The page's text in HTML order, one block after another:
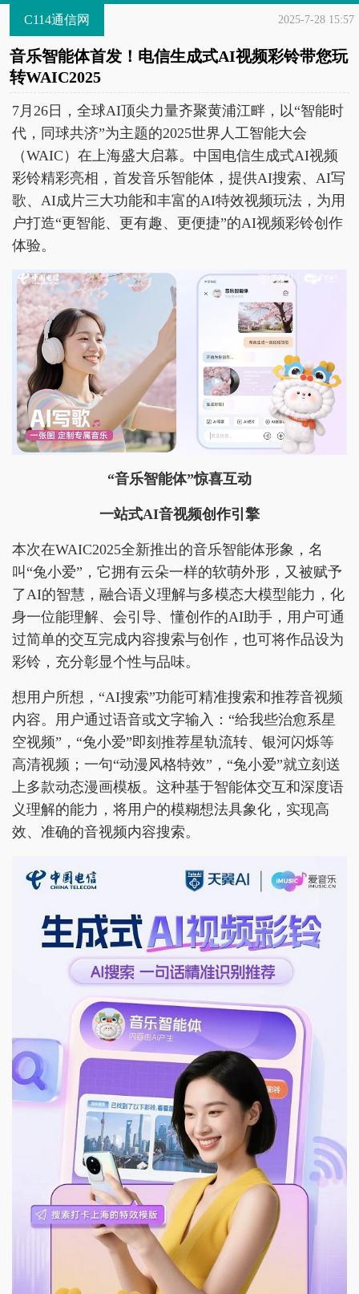
C114通信网 2025-7-28 15:57
音乐智能体首发！电信生成式AI视频彩铃带您玩
转WAIC2025
7月26日，全球AI顶尖力量齐聚黄浦江畔，以“智能时
代，同球共济”为主题的2025世界人工智能大会
（WAIC）在上海盛大启幕。中国电信生成式AI视频
彩铃精彩亮相，首发音乐智能体，提供AI搜索、AI写
歌、AI成片三大功能和丰富的AI特效视频玩法，为用
户打造“更智能、更有趣、更便捷”的AI视频彩铃创作
体验。
“音乐智能体”惊喜互动
一站式AI音视频创作引擎
本次在WAIC2025全新推出的音乐智能体形象，名
叫“兔小爱”，它拥有云朵一样的软萌外形，又被赋予
了AI的智慧，融合语义理解与多模态大模型能力，化
身一位能理解、会引导、懂创作的AI助手，用户可通
过简单的交互完成内容搜索与创作，也可将作品设为
彩铃，充分彰显个性与品味。
想用户所想，“AI搜索”功能可精准搜索和推荐音视频
内容。用户通过语音或文字输入：“给我些治愈系星
空视频”，“兔小爱”即刻推荐星轨流转、银河闪烁等
高清视频；一句“动漫风格特效”，“兔小爱”就立刻送
上多款动态漫画模板。这种基于智能体交互和深度语
义理解的能力，将用户的模糊想法具象化，实现高
效、准确的音视频内容搜索。